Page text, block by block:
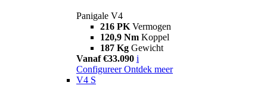
Panigale V4
216 PK Vermogen
120,9 Nm Koppel
187 Kg Gewicht
Vanaf €33.090 i
Configureer Ontdek meer
V4 S